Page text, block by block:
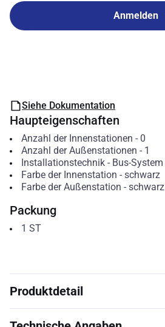
Anmelden
Siehe Dokumentation
Haupteigenschaften
Anzahl der Innenstationen - 0
Anzahl der Außenstationen - 1
Installationstechnik- Bus-System
Farbe der Innenstation - schwarz
Farbe der Außenstation - schwarz
Packung
1 ST
Produktdetail